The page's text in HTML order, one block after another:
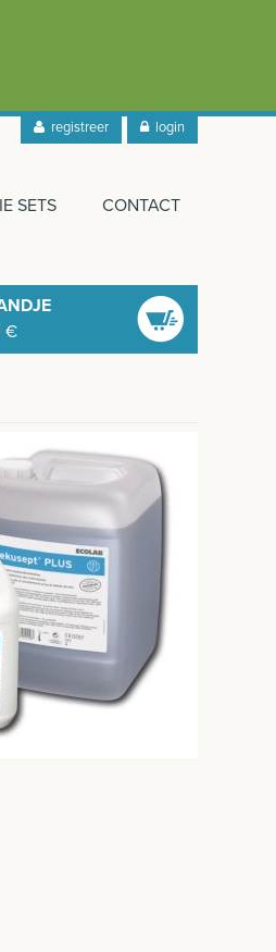
registreer login
SETS CONTACT
€